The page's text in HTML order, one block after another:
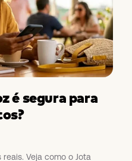
é segura para
Veja como o Jota